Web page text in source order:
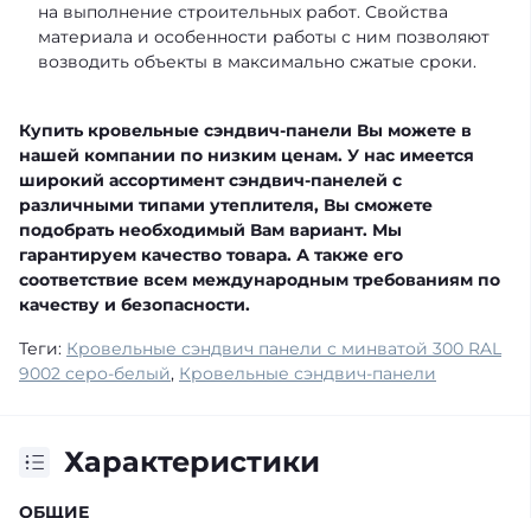
на выполнение строительных работ. Свойства
материала и особенности работы с ним позволяют
возводить объекты в максимально сжатые сроки.
Купить кровельные сэндвич-панели Вы можете в
нашей компании по низким ценам. У нас имеется
широкий ассортимент сэндвич-панелей с
различными типами утеплителя, Вы сможете
подобрать необходимый Вам вариант. Мы
гарантируем качество товара. А также его
соответствие всем международным требованиям по
качеству и безопасности.
Теги: Кровельные сэндвич панели с минватой 300 RAL
9002 серо-белый, Кровельные сэндвич-панели
Характеристики
ОБЩИЕ